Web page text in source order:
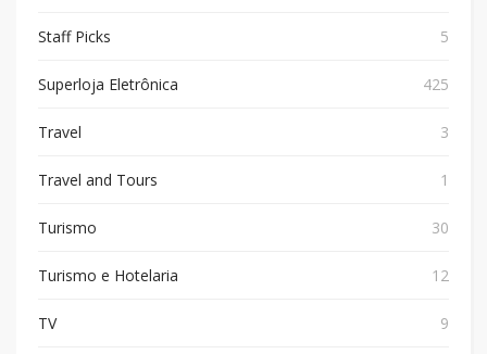
Staff Picks 5
Superloja Eletrônica 425
Travel 3
Travel and Tours 1
Turismo 30
Turismo e Hotelaria 12
TV 9